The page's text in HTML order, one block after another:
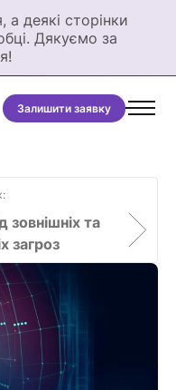
а деякі сторінки
Дякуємо за
Залишити заявку
зовнішніх та
загроз